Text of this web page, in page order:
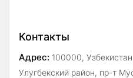
Контакты
Адрес: 100000,
Улугбекский район, пр-т